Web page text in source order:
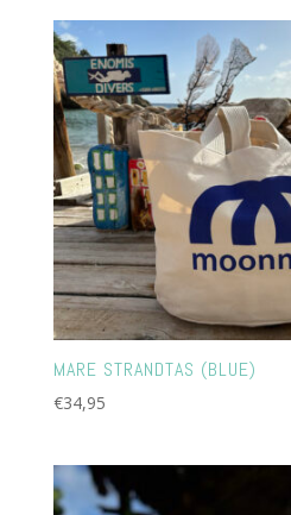
op
nieuwste
MARE STRANDTAS (BLUE)
€34,95